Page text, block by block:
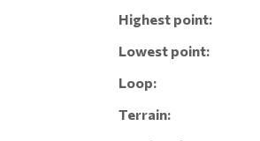
Highest point:
Lowest point:
Loop:
Terrain: